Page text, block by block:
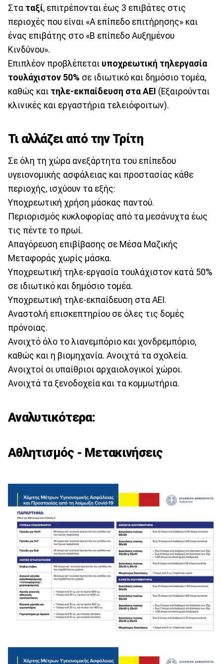
Στα ταξί, επιτρέπονται έως 3 επιβάτες στις
περιοχές που είναι «Α επίπεδο επιτήρησης» και
ένας επιβάτης στο «Β επίπεδο Αυξημένου
Κινδύνου».
Επιπλέον προβλέπεται υποχρεωτική τηλεργασία
τουλάχιστον 50% σε ιδιωτικό και δημόσιο τομέα,
καθώς και τηλε-εκπαίδευση στα ΑΕΙ (Εξαιρούνται
κλινικές και εργαστήρια τελειόφοιτων).
Τι αλλάζει από την Τρίτη
Σε όλη τη χώρα ανεξάρτητα του επίπεδου
υγειονομικής ασφάλειας και προστασίας κάθε
περιοχής, ισχύουν τα εξής:
Υποχρεωτική χρήση μάσκας παντού.
Περιορισμός κυκλοφορίας από τα μεσάνυχτα έως
τις πέντε το πρωί.
Απαγόρευση επιβίβασης σε Μέσα Μαζικής
Μεταφοράς χωρίς μάσκα.
Υποχρεωτική τηλε-εργασία τουλάχιστον κατά 50%
σε ιδιωτικό και δημόσιο τομέα.
Υποχρεωτική τηλε-εκπαίδευση στα ΑΕΙ.
Αναστολή επισκεπτηρίου σε όλες τις δομές
πρόνοιας.
Ανοιχτό όλο το λιανεμπόριο και χονδρεμπόριο,
καθώς και η βιομηχανία. Ανοιχτά τα σχολεία.
Ανοιχτοί οι υπαίθριοι αρχαιολογικοί χώροι.
Ανοιχτά τα ξενοδοχεία και τα κομμωτήρια.
Αναλυτικότερα:
Αθλητισμός - Μετακινήσεις